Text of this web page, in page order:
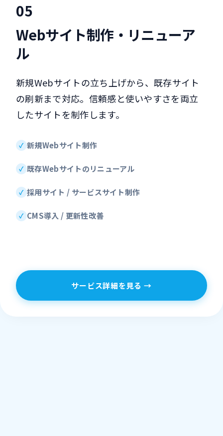
05
Webサイト制作・リニューア
ル
新規Webサイトの立ち上げから、既存サイト
の刷新まで対応。信頼感と使いやすさを両立
したサイトを制作します。
新規Webサイト制作
既存Webサイトのリニューアル
採用サイト / サービスサイト制作
CMS導入 / 更新性改善
サービス詳細を見る →